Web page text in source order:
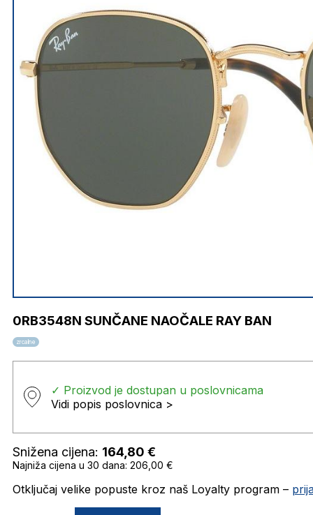
0RB3548N SUNČANE NAOČALE RAY BAN
zrcalne
✓ Proizvod je dostupan u poslovnicama
Vidi popis poslovnica >
Snižena cijena: 164,80 €
Najniža cijena u 30 dana: 206,00 €
Otključaj velike popuste kroz naš Loyalty program –